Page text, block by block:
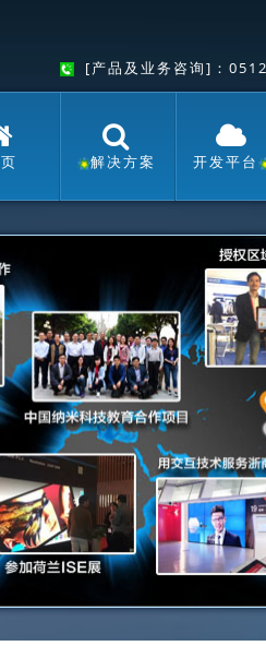
[产品及业务咨询]：
解决方案 开发平台